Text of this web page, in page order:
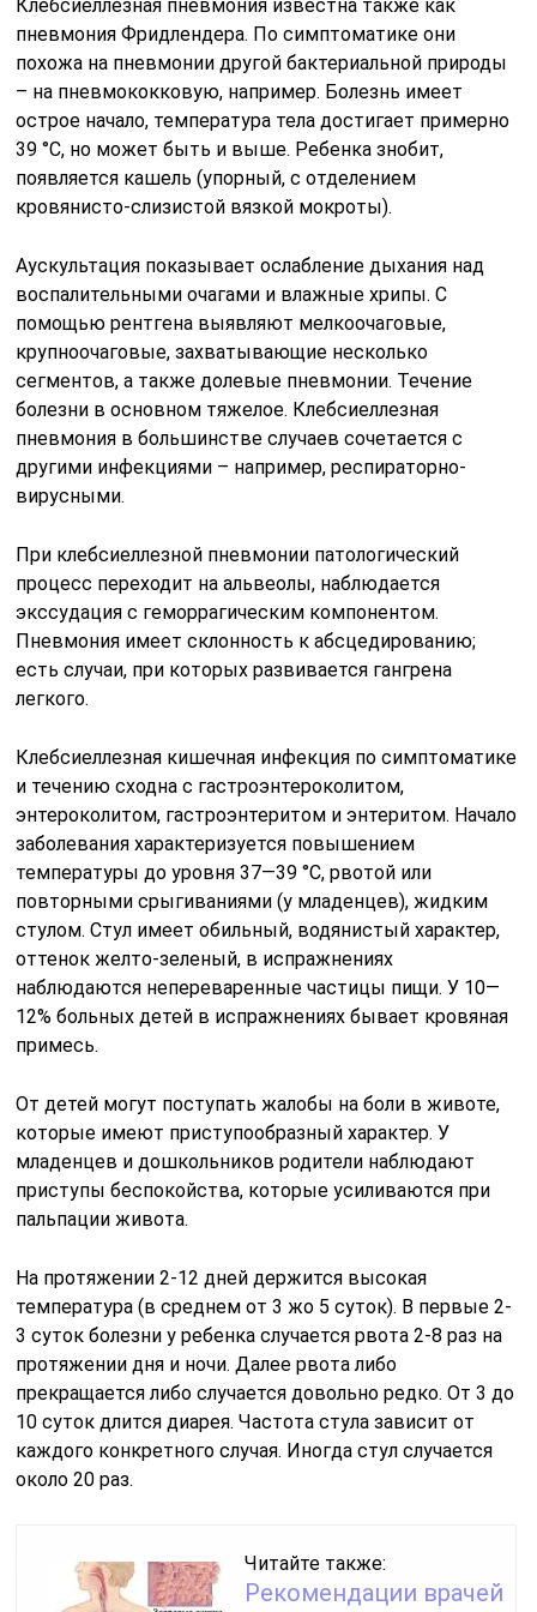
Клебсиеллезная пневмония известна также как
пневмония Фридлендера. По симптоматике они
похожа на пневмонии другой бактериальной природы
– на пневмококковую, например. Болезнь имеет
острое начало, температура тела достигает примерно
39 °С, но может быть и выше. Ребенка знобит,
появляется кашель (упорный, с отделением
кровянисто-слизистой вяз­кой мокроты).
Аускультация показывает ослабление дыхания над
воспалительными очагами и влажные хрипы. С
помощью рентгена выявляют мелкоочаговые,
крупноочаговые, захватывающие не­сколько
сегментов, а также долевые пневмонии. Течение
болезни в основном тяжелое. Клебсиел­лезная
пневмония в большинстве случаев сочетается с
другими инфекциями – например, респираторно-
вирусными.
При клебсиеллезной пневмонии патологический
процесс переходит на альвеолы, наблюдается
экссудация с геморрагическим компонентом.
Пневмония имеет склонность к абсцедированию;
есть случаи, при которых развивается гангрена
легкого.
Клебсиеллезная кишечная инфекция по симптоматике
и течению сходна с гастроэнтероколитом,
энтероколитом, гастроэнтеритом и энтеритом. Начало
заболевания характеризуется повышением
температуры до уровня 37—39 °С, рвотой или
повторными срыгиваниями (у младенцев), жидким
стулом. Стул имеет обиль­ный, водянистый характер,
оттенок желто-зеленый, в испражнениях
наблюдаются непереваренные частицы пищи. У 10—
12% больных детей в испражнениях бывает кровяная
примесь.
От детей могут поступать жалобы на боли в животе,
которые имеют приступообразный характер. У
младенцев и дошкольников родители наблюдают
приступы беспокойства, которые усиливаются при
пальпации живота.
На протяжении 2-12 дней держится высокая
температура (в среднем от 3 жо 5 суток). В первые 2-
3 суток болезни у ребенка случается рвота 2-8 раз на
протяжении дня и ночи. Далее рвота либо
прекращается либо случается довольно редко. От 3 до
10 суток длится диарея. Частота стула зависит от
каждого конкретного случая. Иногда стул случается
около 20 раз.
Читайте также:
Рекомендации врачей